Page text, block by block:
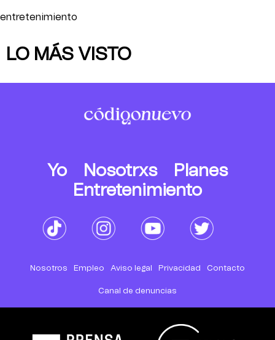
entretenimiento
LO MÁS VISTO
Yo Nosotrxs
Planes
Entretenimiento
Nosotros Empleo Aviso legal Privacidad Contacto
Canal de denuncias